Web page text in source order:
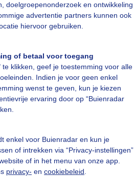
doelgroepenonderzoek en ontwikkeling
advertentie partners kunnen ook
hiervoor gebruiken.
of betaal voor toegang
te klikken, geef je toestemming voor alle
Indien je voor geen enkel
wenst te geven, kun je kiezen
ervaring door op “Buienradar
enkel voor Buienradar en kun je
of intrekken via “Privacy-instellingen”
of in het menu van onze app.
privacy- en cookiebeleid
Mijn weer